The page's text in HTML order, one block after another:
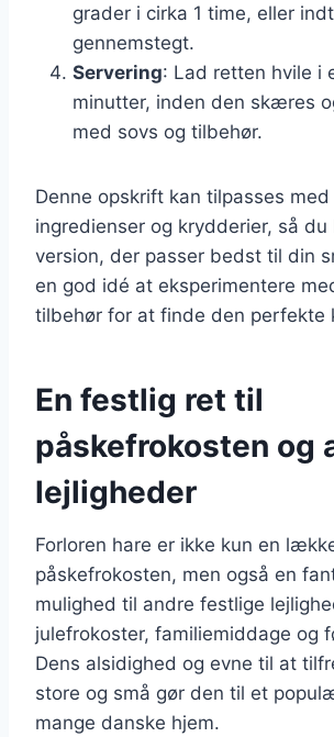
grader i cirka 1 time, eller
gennemstegt.
Servering: Lad retten hvile i
minutter, inden den skæres
med sovs og tilbehør.
Denne opskrift kan tilpasses
ingredienser og krydderier, så
version, der passer bedst til din
en god idé at eksperimentere
tilbehør for at finde den perfekte
En festlig ret til
påskefrokosten og
lejligheder
Forloren hare er ikke kun en
påskefrokosten, men også en
mulighed til andre festlige
julefrokoster, familiemiddage og
Dens alsidighed og evne til at
store og små gør den til et
mange danske hjem.